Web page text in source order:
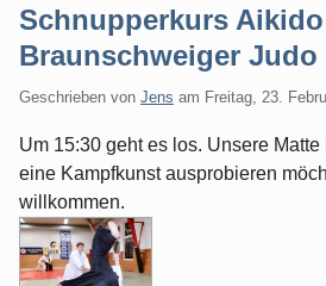
Schnupperkurs
Braunschweiger Judo
Geschrieben von Jens am Freitag, 23.
Um 15:30 geht es los. Unsere
eine Kampfkunst ausprobieren
willkommen.